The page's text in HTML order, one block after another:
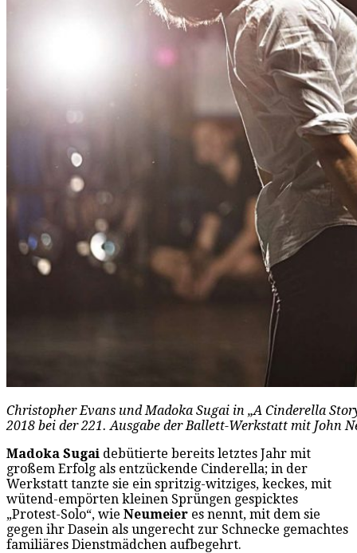
Christopher Evans und Madoka Sugai in „A Cinderella
2018 bei der 221. Ausgabe der Ballett-Werkstatt mit John
Madoka Sugai debütierte bereits letztes Jahr mit
großem Erfolg als entzückende Cinderella; in der
Werkstatt tanzte sie ein spritzig-witziges, keckes, mit
wütend-empörten kleinen Sprüngen gespicktes
„Protest-Solo“, wie Neumeier es nennt, mit dem sie
gegen ihr Dasein als ungerecht zur Schnecke gemachtes
familiäres Dienstmädchen aufbegehrt.